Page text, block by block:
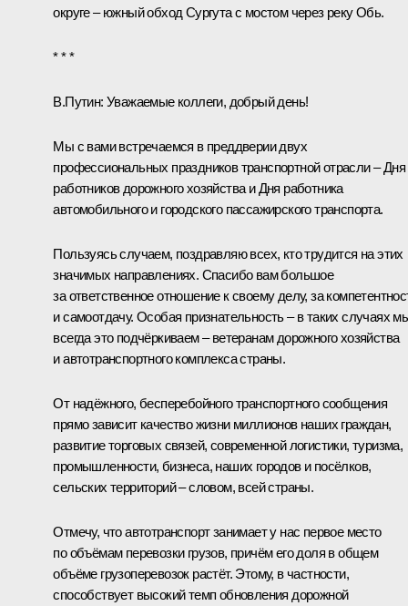
округе – южный обход Сургута с мостом через реку Обь.
* * *
В.Путин: Уважаемые коллеги, добрый день!
Мы с вами встречаемся в преддверии двух
профессиональных праздников транспортной отрасли – Дня
работников дорожного хозяйства и Дня работника
автомобильного и городского пассажирского транспорта.
Пользуясь случаем, поздравляю всех, кто трудится на этих
значимых направлениях. Спасибо вам большое
за ответственное отношение к своему делу, за
и самоотдачу. Особая признательность – в таких случаях
всегда это подчёркиваем – ветеранам дорожного хозяйства
и автотранспортного комплекса страны.
От надёжного, бесперебойного транспортного сообщения
прямо зависит качество жизни миллионов наших граждан,
развитие торговых связей, современной логистики, туризма,
промышленности, бизнеса, наших городов и посёлков,
сельских территорий – словом, всей страны.
Отмечу, что автотранспорт занимает у нас первое место
по объёмам перевозки грузов, причём его доля в общем
объёме грузоперевозок растёт. Этому, в частности,
способствует высокий темп обновления дорожной